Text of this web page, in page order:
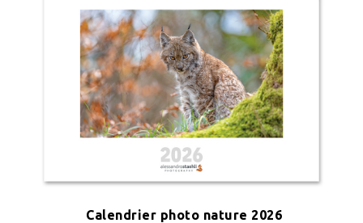
Calendrier photo nature 2026